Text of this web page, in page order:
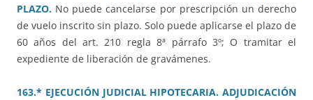
PLAZO. No puede cancelarse por prescripción un derecho
de vuelo inscrito sin plazo. Solo puede aplicarse el plazo de
60 años del art. 210 regla 8ª párrafo 3º; O tramitar el
expediente de liberación de gravámenes.
163.* EJECUCIÓN JUDICIAL HIPOTECARIA. ADJUDICACIÓN